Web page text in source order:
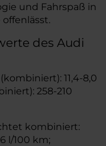
und Fahrspaß in
des Audi
11,4-8,0
258-210
kombiniert:
l/100 km;